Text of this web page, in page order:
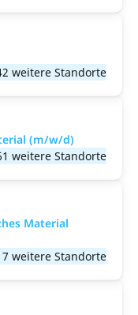
weitere Standorte
(m/w/d)
weitere Standorte
Material
weitere Standorte